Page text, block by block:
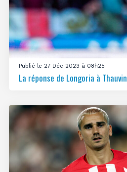
Publié le 27 Déc 2023 à 08h25
La réponse de Longoria à Thauvin